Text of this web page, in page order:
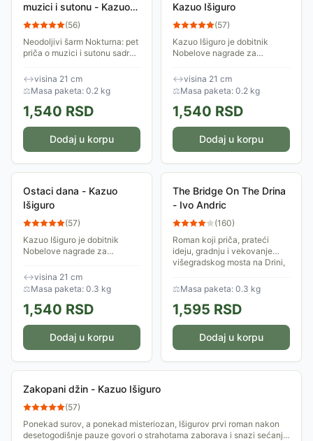
muzici i sutonu - Kazuo
Išiguro
(56)
Neodoljivi šarm Nokturna: pet
priča o muzici i sutonu sadrži
proze koji su mu obezbedili
književni ugled. Kazuo Išiguro
↔visina 21 cm
⚖Masa paketa: 0.2 kg
1,540 RSD
Dodaj u korpu
Kazuo Išiguro
(57)
Kazuo Išiguro je dobitnik
Nobelove nagrade za
neslavne detalje iz svog
života, slikar Masuđi Ono
preispituje svoju ulogu...
↔visina 21 cm
⚖Masa paketa: 0.2 kg
1,540 RSD
Dodaj u korpu
Ostaci dana - Kazuo
Išiguro
(57)
Kazuo Išiguro je dobitnik
Nobelove nagrade za
Duhovita komedija o
ponašanju koja se skoro
magično pretvara u snažnu,...
↔visina 21 cm
⚖Masa paketa: 0.3 kg
1,540 RSD
Dodaj u korpu
The Bridge On The Drina
- Ivo Andric
(160)
Roman koji priča, prateći
ideju, gradnju i vekovanje
višegradskog mosta na Drini,
ljubavima i sukobima na
balkanskim...
⚖Masa paketa: 0.3 kg
1,595 RSD
Dodaj u korpu
Zakopani džin - Kazuo Išiguro
(57)
Ponekad surov, a ponekad misteriozan, Išigurov prvi roman nakon
desetogodišnje pauze govori o strahotama zaborava i snazi sećanja,